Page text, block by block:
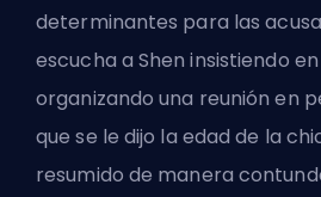
determinantes para las
escucha a Shen insistiendo
organizando una reunión en
que se le dijo la edad de la
resumido de manera